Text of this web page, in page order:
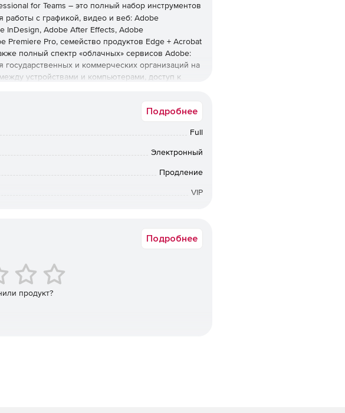
for Teams – это полный набор инструментов
с графикой, видео и веб: Adobe
InDesign, Adobe After Effects, Adobe
Premiere Pro, семейство продуктов Edge + Acrobat
полный спектр «облачных» сервисов Adobe:
и коммерческих организаций на
устройствами и компьютерами, доступ к
Creative Cloud Professional for Teams – это
работы для локальной установки, включая
приложений в локальной сети.
Подробнее
Full
Электронный
Продление
VIP
Подробнее
продукт?